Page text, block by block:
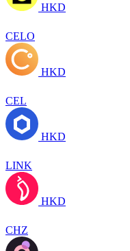
HKD
CELO
HKD
CEL
HKD
LINK
HKD
CHZ